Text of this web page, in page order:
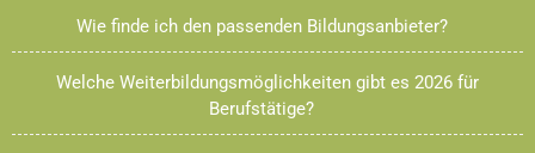
Wie finde ich den passenden Bildungsanbieter?
Welche Weiterbildungsmöglichkeiten gibt es 2026 für
Berufstätige?